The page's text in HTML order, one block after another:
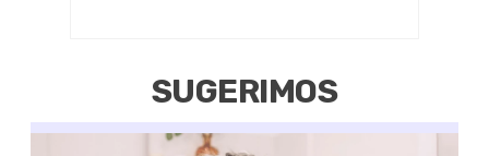
SUGERIMOS